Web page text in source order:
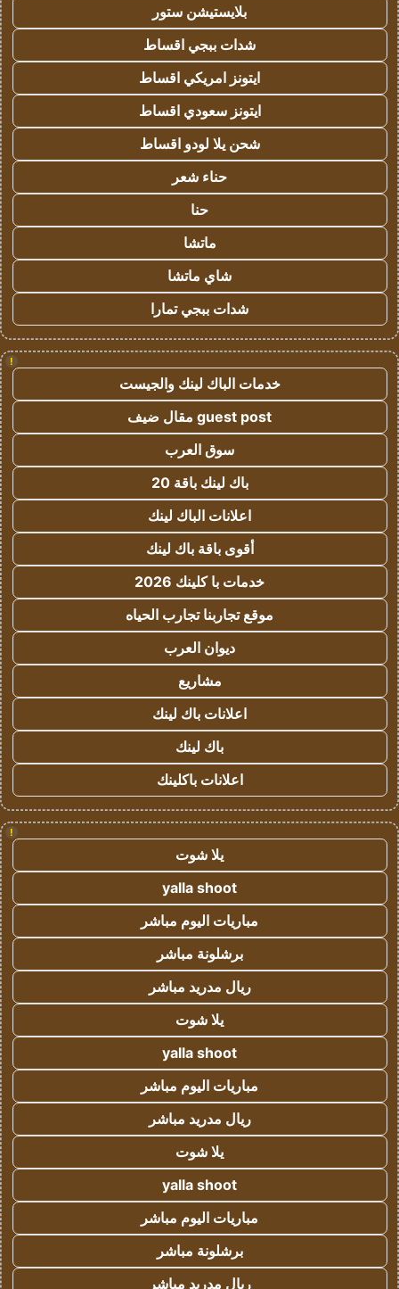
بلايستيشن ستور
شدات ببجي اقساط
ايتونز امريكي اقساط
ايتونز سعودي اقساط
شحن يلا لودو اقساط
حناء شعر
حنا
ماتشا
شاي ماتشا
شدات ببجي تمارا
!
خدمات الباك لينك والجيست
guest post مقال ضيف
سوق العرب
باك لينك باقة 20
اعلانات الباك لينك
أقوى باقة باك لينك
خدمات با كلينك 2026
موقع تجاربنا تجارب الحياه
ديوان العرب
مشاريع
اعلانات باك لينك
باك لينك
اعلانات باكلينك
!
يلا شوت
yalla shoot
مباريات اليوم مباشر
برشلونة مباشر
ريال مدريد مباشر
يلا شوت
yalla shoot
مباريات اليوم مباشر
ريال مدريد مباشر
يلا شوت
yalla shoot
مباريات اليوم مباشر
برشلونة مباشر
ريال مدريد مباشر